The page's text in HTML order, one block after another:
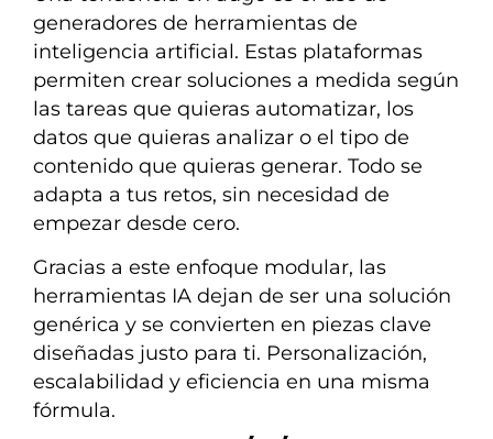
generadores de herramientas de
inteligencia artificial. Estas plataformas
permiten crear soluciones a medida según
las tareas que quieras automatizar, los
datos que quieras analizar o el tipo de
contenido que quieras generar. Todo se
adapta a tus retos, sin necesidad de
empezar desde cero.
Gracias a este enfoque modular, las
herramientas IA dejan de ser una solución
genérica y se convierten en piezas clave
diseñadas justo para ti. Personalización,
escalabilidad y eficiencia en una misma
fórmula.